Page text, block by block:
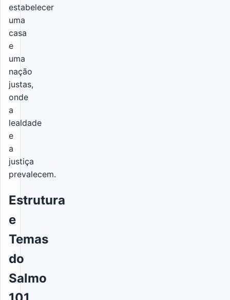
estabelecer
uma
casa
e
uma
nação
justas,
onde
a
lealdade
e
a
justiça
prevalecem.
Estrutura
e
Temas
do
Salmo